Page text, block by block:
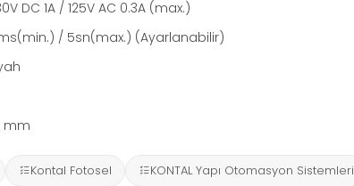
DC 1A / 125V AC 0.3A (max.)
/ 5sn(max.) (Ayarlanabilir)
mm
Kontal Fotosel KONTAL Yapı Otomasyon Sistemleri